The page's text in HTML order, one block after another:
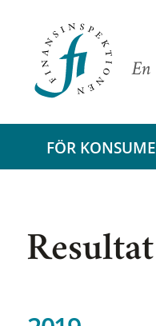
En
FÖR
Resultat